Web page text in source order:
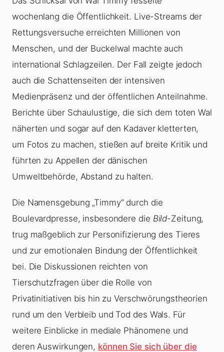
wochenlang die Öffentlichkeit. Live-Streams der
Rettungsversuche erreichten Millionen von
Menschen, und der Buckelwal machte auch
international Schlagzeilen. Der Fall zeigte jedoch
auch die Schattenseiten der intensiven
Medienpräsenz und der öffentlichen Anteilnahme.
Berichte über Schaulustige, die sich dem toten Wal
näherten und sogar auf den Kadaver kletterten,
um Fotos zu machen, stießen auf breite Kritik und
führten zu Appellen der dänischen
Umweltbehörde, Abstand zu halten.
Die Namensgebung „Timmy“ durch die
Boulevardpresse, insbesondere die Bild-Zeitung,
trug maßgeblich zur Personifizierung des Tieres
und zur emotionalen Bindung der Öffentlichkeit
bei. Die Diskussionen reichten von
Tierschutzfragen über die Rolle von
Privatinitiativen bis hin zu Verschwörungstheorien
rund um den Verbleib und Tod des Wals. Für
weitere Einblicke in mediale Phänomene und
deren Auswirkungen, können Sie sich über die